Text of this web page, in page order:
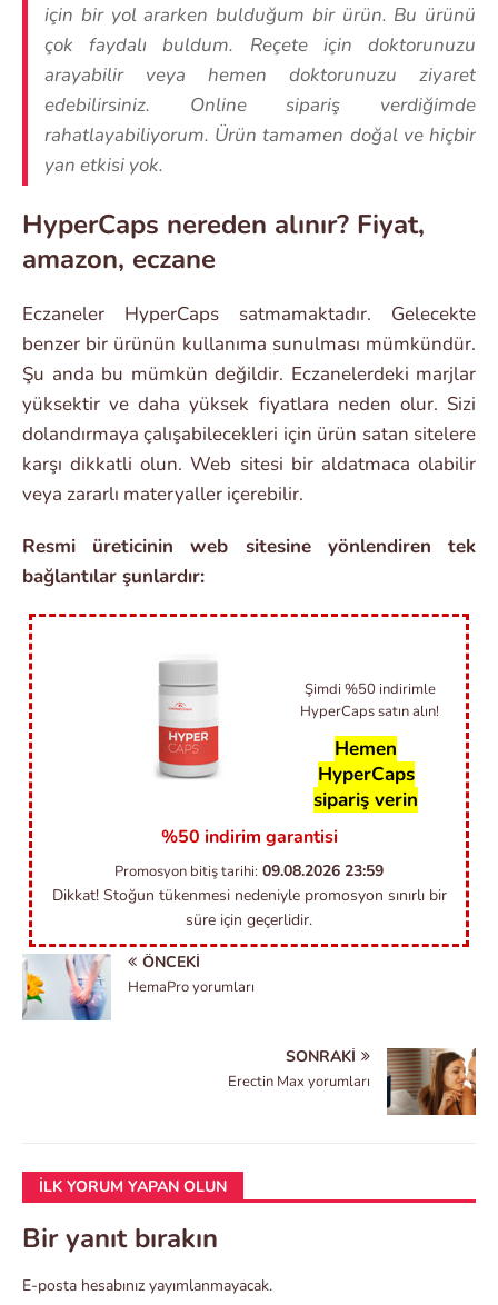
için bir yol ararken bulduğum bir ürün. Bu ürünü
çok faydalı buldum. Reçete için doktorunuzu
arayabilir veya hemen doktorunuzu ziyaret
edebilirsiniz. Online sipariş verdiğimde
rahatlayabiliyorum. Ürün tamamen doğal ve hiçbir
yan etkisi yok.
HyperCaps nereden alınır? Fiyat,
amazon, eczane
Eczaneler HyperCaps satmamaktadır. Gelecekte
benzer bir ürünün kullanıma sunulması mümkündür.
Şu anda bu mümkün değildir. Eczanelerdeki marjlar
yüksektir ve daha yüksek fiyatlara neden olur. Sizi
dolandırmaya çalışabilecekleri için ürün satan sitelere
karşı dikkatli olun. Web sitesi bir aldatmaca olabilir
veya zararlı materyaller içerebilir.
Resmi üreticinin web sitesine yönlendiren tek
bağlantılar şunlardır:
Şimdi %50 indirimle
HyperCaps satın alın!
Hemen
HyperCaps
sipariş verin
%50 indirim garantisi
Promosyon bitiş tarihi: 09.08.2026 23:59
Dikkat! Stoğun tükenmesi nedeniyle promosyon sınırlı bir
süre için geçerlidir.
ÖNCEKI
HemaPro yorumları
SONRAKI
Erectin Max yorumları
İLK YORUM YAPAN OLUN
Bir yanıt bırakın
E-posta hesabınız yayımlanmayacak.